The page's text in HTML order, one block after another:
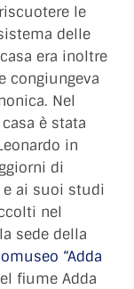
le
delle
era inoltre
congiungeva
Nel
è stata
in
di
e ai suoi studi
nel
sede della
“Adda
fiume Adda